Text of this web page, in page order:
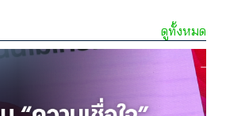
ดูทั้งหมด